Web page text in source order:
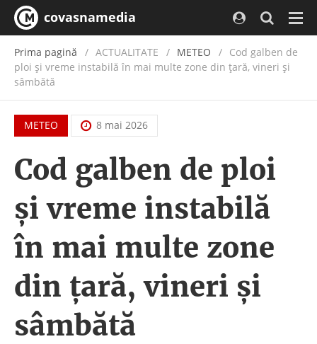
covasnamedia
Prima pagină ACTUALITATE / METEO
Cod galben de
ploi și vreme instabilă în mai multe zone din țară, vineri și
sâmbătă
METEO 8 mai 2026
Cod galben de ploi
și vreme instabilă
în mai multe zone
din țară, vineri și
sâmbătă